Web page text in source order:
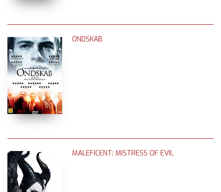
ONDSKAB
MALEFICENT: MISTRESS OF EVIL